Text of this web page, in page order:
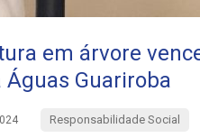
em árvore
Águas Guariroba
Responsabilidade Social